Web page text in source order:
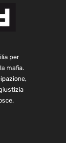
per
mafia.